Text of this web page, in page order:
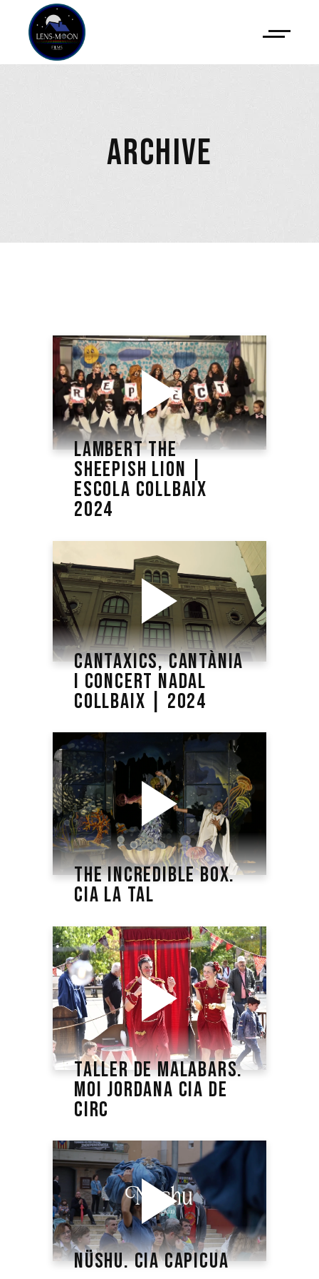
ARCHIVE
LAMBERT THE
SHEEPISH LION |
ESCOLA COLLBAIX
2024
CANTAXICS, CANTÀNIA
I CONCERT NADAL
COLLBAIX | 2024
THE INCREDIBLE BOX.
CIA LA TAL
TALLER DE MALABARS.
MOI JORDANA CIA DE
CIRC
NÜSHU. CIA CAPICUA